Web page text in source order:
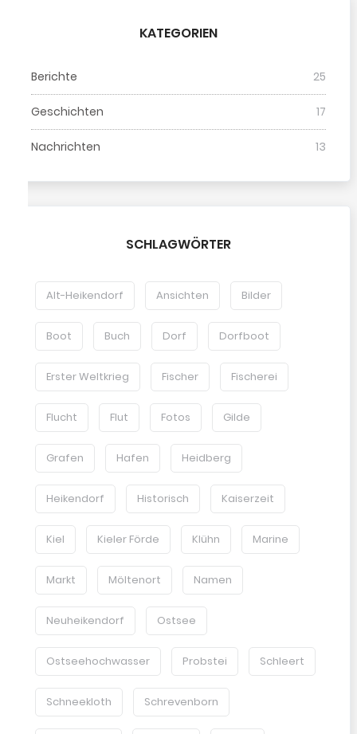
KATEGORIEN
Berichte 25
Geschichten 17
Nachrichten 13
SCHLAGWÖRTER
Alt-Heikendorf Ansichten Bilder
Boot Buch Dorf Dorfboot
Erster Weltkrieg Fischer Fischerei
Flucht Flut Fotos Gilde
Grafen Hafen Heidberg
Heikendorf Historisch Kaiserzeit
Kiel Kieler Förde Klühn Marine
Markt Möltenort Namen
Neuheikendorf Ostsee
Ostseehochwasser Probstei Schleert
Schneekloth Schrevenborn